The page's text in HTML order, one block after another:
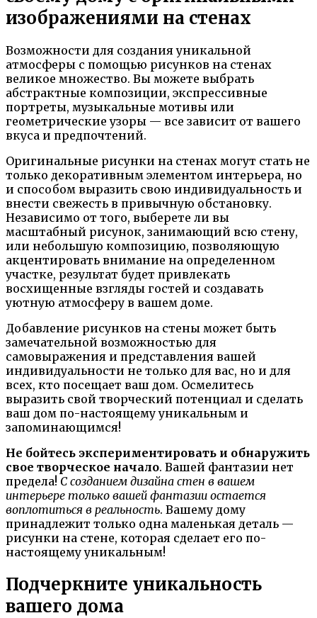
изображениями на стенах
Возможности для создания уникальной
атмосферы с помощью рисунков на стенах
великое множество. Вы можете выбрать
абстрактные композиции, экспрессивные
портреты, музыкальные мотивы или
геометрические узоры — все зависит от вашего
вкуса и предпочтений.
Оригинальные рисунки на стенах могут стать не
только декоративным элементом интерьера, но
и способом выразить свою индивидуальность и
внести свежесть в привычную обстановку.
Независимо от того, выберете ли вы
масштабный рисунок, занимающий всю стену,
или небольшую композицию, позволяющую
акцентировать внимание на определенном
участке, результат будет привлекать
восхищенные взгляды гостей и создавать
уютную атмосферу в вашем доме.
Добавление рисунков на стены может быть
замечательной возможностью для
самовыражения и представления вашей
индивидуальности не только для вас, но и для
всех, кто посещает ваш дом. Осмелитесь
выразить свой творческий потенциал и сделать
ваш дом по-настоящему уникальным и
запоминающимся!
Не бойтесь экспериментировать и обнаружить
свое творческое начало. Вашей фантазии нет
предела! С созданием дизайна стен в вашем
интерьере только вашей фантазии остается
воплотиться в реальность. Вашему дому
принадлежит только одна маленькая деталь —
рисунки на стене, которая сделает его по-
настоящему уникальным!
Подчеркните уникальность
вашего дома